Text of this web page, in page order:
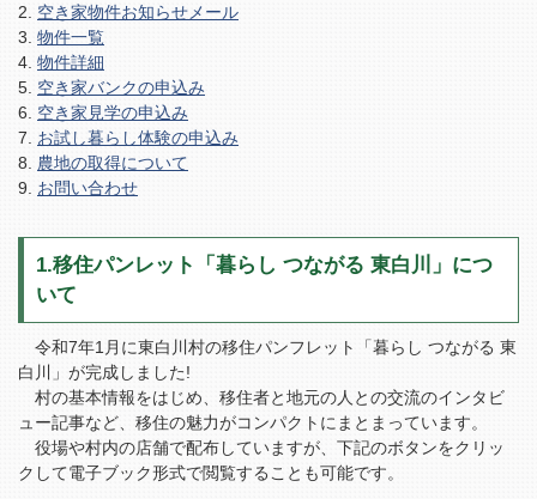
空き家物件お知らせメール
物件一覧
物件詳細
空き家バンクの申込み
空き家見学の申込み
お試し暮らし体験の申込み
農地の取得について
お問い合わせ
1.移住パンレット「暮らし つながる 東白川」につ
いて
令和7年1月に東白川村の移住パンフレット「暮らし つながる 東
白川」が完成しました!
村の基本情報をはじめ、移住者と地元の人との交流のインタビ
ュー記事など、移住の魅力がコンパクトにまとまっています。
役場や村内の店舗で配布していますが、下記のボタンをクリッ
クして電子ブック形式で閲覧することも可能です。